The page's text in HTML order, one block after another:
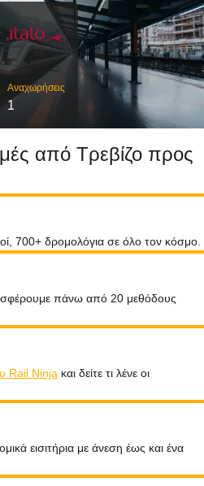
Αναχωρήσεις
1
από Τρεβίζο προς
700+ δρομολόγια σε όλο τον κόσμο.
πάνω από 20 μεθόδους
Rail Ninja και δείτε τι λένε οι
εισιτήρια με άνεση έως και ένα